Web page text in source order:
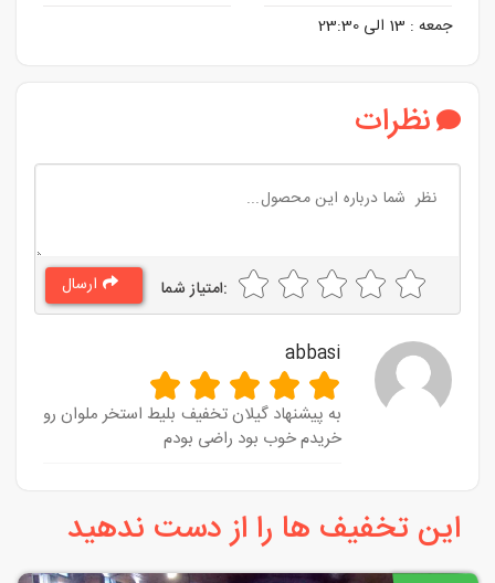
جمعه : 13 الی 23:30
نظرات
ارسال :امتیاز شما
abbasi
به پیشنهاد گیلان تخفیف بلیط استخر ملوان رو
خریدم خوب بود راضی بودم
این تخفیف ها را از دست ندهید